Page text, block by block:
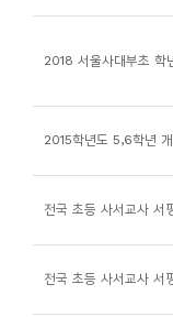
2018 서울사대부초 학
2015학년도 5,6학년
전국 초등 사서교사 서
전국 초등 사서교사 서
리
사